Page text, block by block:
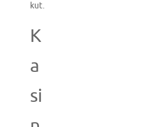
kut.
K
a
si